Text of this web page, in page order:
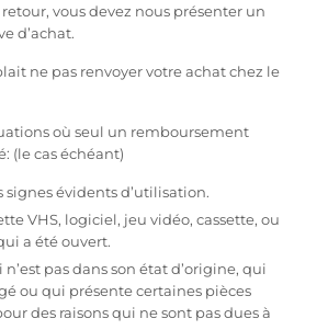
vous devez nous présenter un
d’achat.
ne pas renvoyer votre achat chez le
où seul un remboursement
(le cas échéant)
signes évidents d’utilisation.
VHS, logiciel, jeu vidéo, cassette, ou
a été ouvert.
pas dans son état d’origine, qui
ou qui présente certaines pièces
des raisons qui ne sont pas dues à